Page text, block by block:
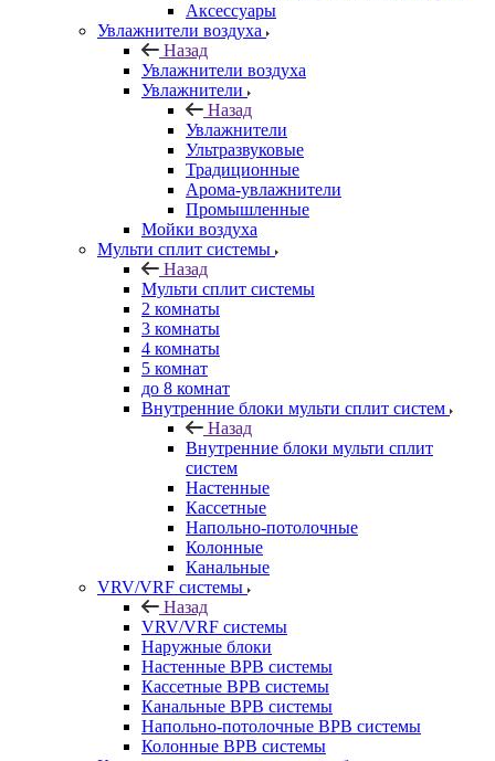
Аксессуары
Увлажнители воздуха
Назад
Увлажнители воздуха
Увлажнители
Назад
Увлажнители
Ультразвуковые
Традиционные
Арома-увлажнители
Промышленные
Мойки воздуха
Мульти сплит системы
Назад
Мульти сплит системы
2 комнаты
3 комнаты
4 комнаты
5 комнат
до 8 комнат
Внутренние блоки мульти сплит систем
Назад
Внутренние блоки мульти сплит
систем
Настенные
Кассетные
Напольно-потолочные
Колонные
Канальные
VRV/VRF системы
Назад
VRV/VRF системы
Наружные блоки
Настенные ВРВ системы
Кассетные ВРВ системы
Канальные ВРВ системы
Напольно-потолочные ВРВ системы
Колонные ВРВ системы